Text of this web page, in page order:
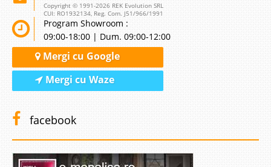
Copyright © 1991-2026 REK Evolution SRL
CUI: RO1932134, Reg. Com. J51/966/1991
Program Showroom :
09:00-18:00 | Dum. 09:00-12:00
Mergi cu Google
Mergi cu Waze
facebook